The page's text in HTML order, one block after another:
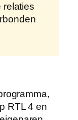
relaties
RTL 4 en